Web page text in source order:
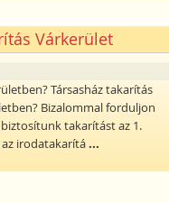
Várkerület
Társasház takarítás
Bizalommal forduljon
takarítást az 1.
irodatakarítá...